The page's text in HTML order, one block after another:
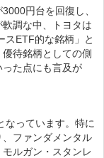
円台を回復し、
調な中、トヨタは
スETF的な銘柄」と
待銘柄としての側
た点にも言及が
なっています。特に
ファンダメンタル
ルガン・スタンレ